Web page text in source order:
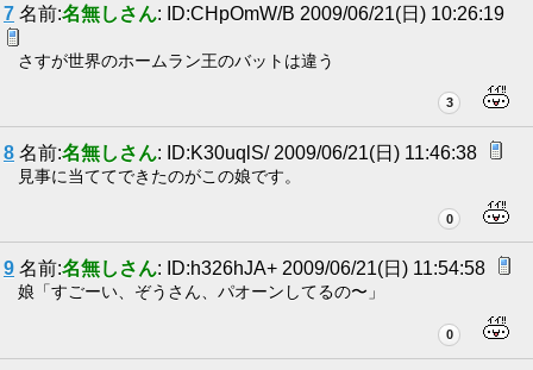
7 名前:名無しさん: ID:CHpOmW/B 2009/06/21(日) 10:26:19
さすが世界のホームラン王のバットは違う
3
8 名前:名無しさん: ID:K30uqlS/ 2009/06/21(日) 11:46:38
見事に当ててできたのがこの娘です。
0
9 名前:名無しさん: ID:h326hJA+ 2009/06/21(日) 11:54:58
娘「すごーい、ぞうさん、パオーンしてるの〜」
0